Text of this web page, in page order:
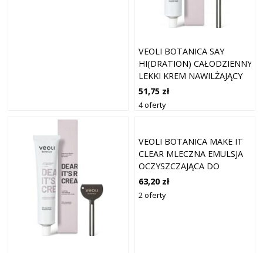
VEOLI BOTANICA SAY
HI(DRATION) CAŁODZIENNY
LEKKI KREM NAWILŻAJĄCY
DO TWARZY, 75 ML
51,75 zł
4 oferty
VEOLI BOTANICA MAKE IT
CLEAR MLECZNA EMULSJA
OCZYSZCZAJĄCA DO
TWARZY MLECZKA DO
TWARZY 200 ML
63,20 zł
2 oferty